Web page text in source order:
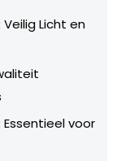
Veilig Licht en
voor